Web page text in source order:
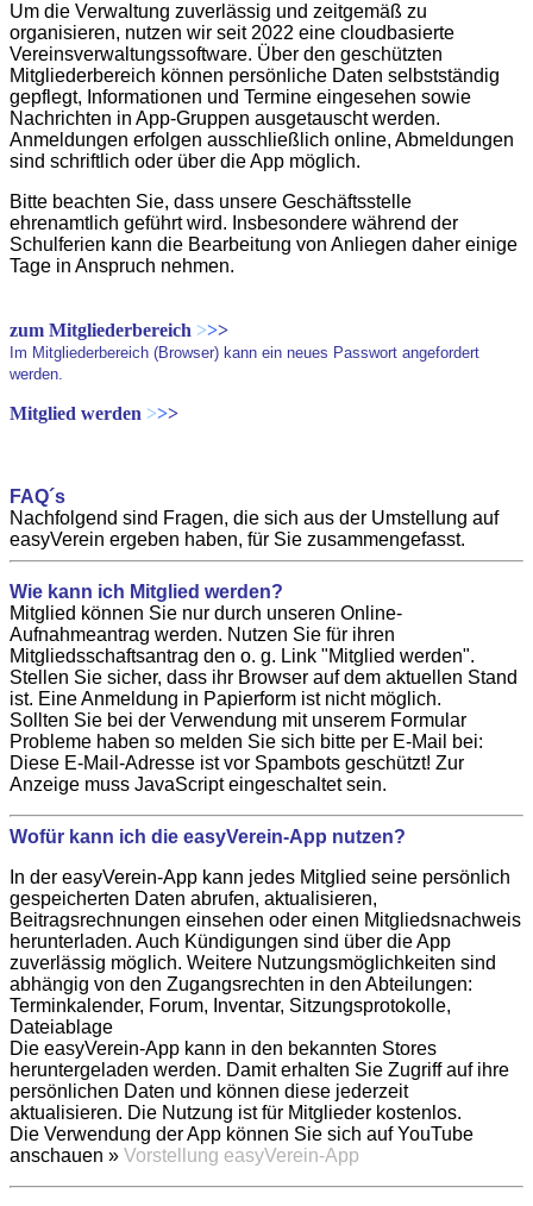
Um die Verwaltung zuverlässig und zeitgemäß zu
organisieren, nutzen wir seit 2022 eine cloudbasierte
Vereinsverwaltungssoftware. Über den geschützten
Mitgliederbereich können persönliche Daten selbstständig
gepflegt, Informationen und Termine eingesehen sowie
Nachrichten in App-Gruppen ausgetauscht werden.
Anmeldungen erfolgen ausschließlich online, Abmeldungen
sind schriftlich oder über die App möglich.
Bitte beachten Sie, dass unsere Geschäftsstelle
ehrenamtlich geführt wird. Insbesondere während der
Schulferien kann die Bearbeitung von Anliegen daher einige
Tage in Anspruch nehmen.
zum Mitgliederbereich >>>
Im Mitgliederbereich (Browser) kann ein neues Passwort angefordert
werden.
Mitglied werden >>>
FAQ´s
Nachfolgend sind Fragen, die sich aus der Umstellung auf
easyVerein ergeben haben, für Sie zusammengefasst.
Wie kann ich Mitglied werden?
Mitglied können Sie nur durch unseren Online-
Aufnahmeantrag werden. Nutzen Sie für ihren
Mitgliedsschaftsantrag den o. g. Link "Mitglied werden".
Stellen Sie sicher, dass ihr Browser auf dem aktuellen Stand
ist. Eine Anmeldung in Papierform ist nicht möglich.
Sollten Sie bei der Verwendung mit unserem Formular
Probleme haben so melden Sie sich bitte per E-Mail bei:
Diese E-Mail-Adresse ist vor Spambots geschützt! Zur
Anzeige muss JavaScript eingeschaltet sein.
Wofür kann ich die easyVerein-App nutzen?
In der easyVerein-App kann jedes Mitglied seine persönlich
gespeicherten Daten abrufen, aktualisieren,
Beitragsrechnungen einsehen oder einen Mitgliedsnachweis
herunterladen. Auch Kündigungen sind über die App
zuverlässig möglich. Weitere Nutzungsmöglichkeiten sind
abhängig von den Zugangsrechten in den Abteilungen:
Terminkalender, Forum, Inventar, Sitzungsprotokolle,
Dateiablage
Die easyVerein-App kann in den bekannten Stores
heruntergeladen werden. Damit erhalten Sie Zugriff auf ihre
persönlichen Daten und können diese jederzeit
aktualisieren. Die Nutzung ist für Mitglieder kostenlos.
Die Verwendung der App können Sie sich auf YouTube
anschauen » Vorstellung easyVerein-App